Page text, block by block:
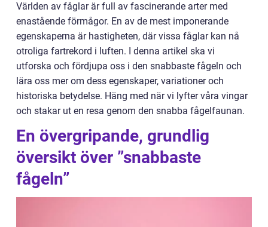
Världen av fåglar är full av fascinerande arter med
enastående förmågor. En av de mest imponerande
egenskaperna är hastigheten, där vissa fåglar kan nå
otroliga fartrekord i luften. I denna artikel ska vi
utforska och fördjupa oss i den snabbaste fågeln och
lära oss mer om dess egenskaper, variationer och
historiska betydelse. Häng med när vi lyfter våra vingar
och stakar ut en resa genom den snabba fågelfaunan.
En övergripande, grundlig
översikt över ”snabbaste
fågeln”